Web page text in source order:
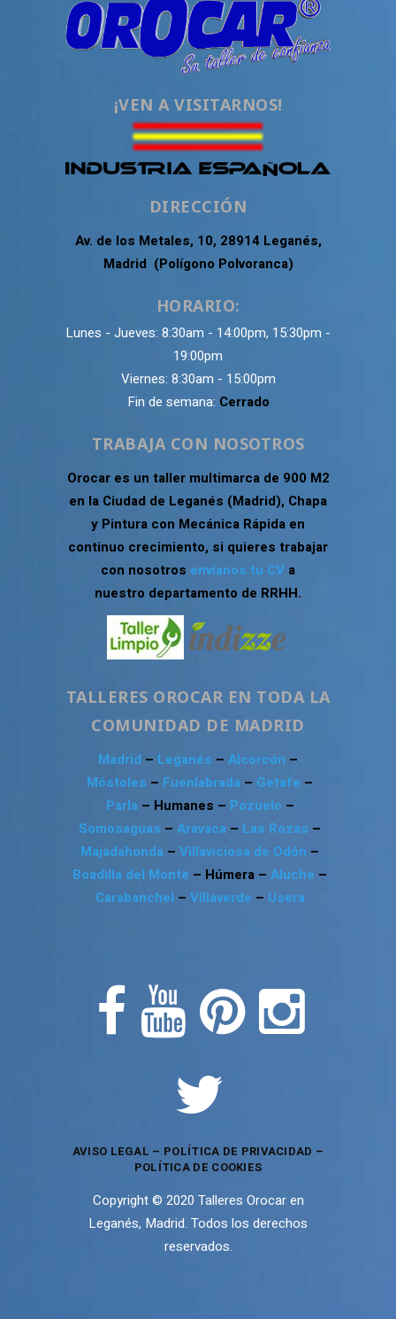
¡VEN A VISITARNOS!
DIRECCIÓN
Av. de los Metales, 10, 28914 Leganés,
Madrid (Polígono Polvoranca)
HORARIO:
Lunes - Jueves: 8:30am - 14:00pm, 15:30pm -
19:00pm
Viernes: 8:30am - 15:00pm
Fin de semana: Cerrado
TRABAJA CON NOSOTROS
Orocar es un taller multimarca de 900 M2
en la Ciudad de Leganés (Madrid), Chapa
y Pintura con Mecánica Rápida en
continuo crecimiento, si quieres trabajar
con nosotros envíanos tu CV a
nuestro departamento de RRHH.
TALLERES OROCAR EN TODA LA
COMUNIDAD DE MADRID
Madrid – Leganés – Alcorcón –
Móstoles – Fuenlabrada – Getafe –
Parla – Humanes – Pozuelo –
Somosaguas – Aravaca – Las Rozas –
Majadahonda – Villaviciosa de Odón –
Boadilla del Monte – Húmera – Aluche –
Carabanchel – Villaverde – Usera
AVISO LEGAL – POLÍTICA DE PRIVACIDAD –
POLÍTICA DE COOKIES
Copyright © 2020 Talleres Orocar en
Leganés, Madrid. Todos los derechos
reservados.